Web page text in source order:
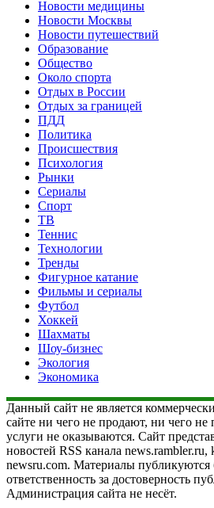
Новости медицины
Новости Москвы
Новости путешествий
Образование
Общество
Около спорта
Отдых в России
Отдых за границей
ПДД
Политика
Происшествия
Психология
Рынки
Сериалы
Спорт
ТВ
Теннис
Технологии
Тренды
Фигурное катание
Фильмы и сериалы
Футбол
Хоккей
Шахматы
Шоу-бизнес
Экология
Экономика
Данный сайт не является
сайте ни чего не продают, ни чего
услуги не оказываются. Сайт
новостей RSS канала news.rambler.ru,
newsru.com. Материалы публикуются
ответственность за достоверность
Администрация сайта не несёт.